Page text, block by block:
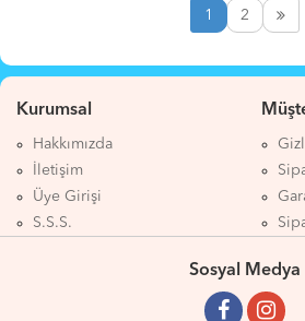
1 2
Kurumsal
Hakkımızda
İletişim
Üye Girişi
S.S.S.
Sosyal Medya